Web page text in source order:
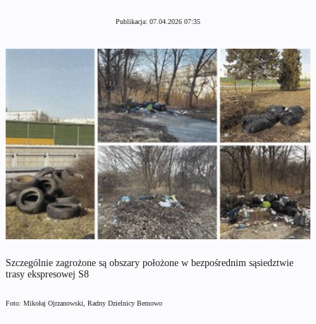
Publikacja: 07.04.2026 07:35
Szczególnie zagrożone są obszary położone w bezpośrednim sąsiedztwie
trasy ekspresowej S8
Foto: Mikołaj Ojrzanowski, Radny Dzielnicy Bemowo